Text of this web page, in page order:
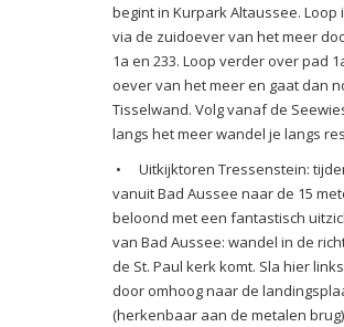
begint in Kurpark Altaussee.
via de zuidoever van het meer
1a en 233. Loop verder over pad
oever van het meer en gaat dan
Tisselwand. Volg vanaf de
langs het meer wandel je langs
•
Uitkijktoren Tressenstein:
vanuit Bad Aussee naar de 15
beloond met een fantastisch
van Bad Aussee: wandel in de
de St. Paul kerk komt. Sla hier
door omhoog naar de
(herkenbaar aan de metalen